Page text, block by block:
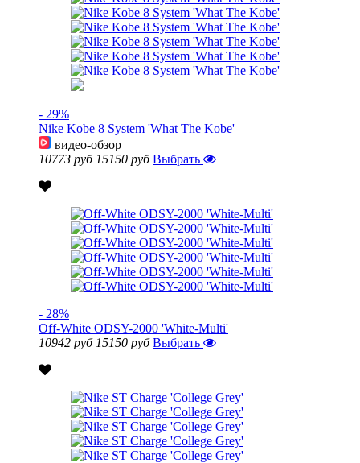
- 29%
Nike Kobe 8 System 'What The Kobe'
видео-обзор
10773 руб 15150 руб Выбрать
- 28%
Off-White ODSY-2000 'White-Multi'
10942 руб 15150 руб Выбрать